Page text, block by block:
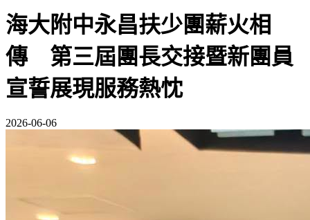
海大附中永昌扶少團薪火相
傳 第三屆團長交接暨新團員
宣誓展現服務熱忱
2026-06-06